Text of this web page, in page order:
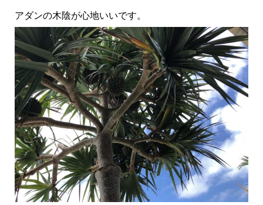
アダンの木陰が心地いいです。